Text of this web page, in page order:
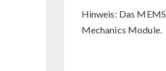
Hinweis: Das
Mechanics Module.